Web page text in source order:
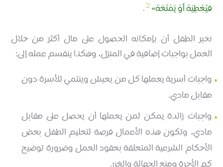
فيُعْطِيَهُ أَوْ يَمْنَعَهُ 2
.
نخبر الطفل أن بإمكانه الحصول على مال أكثر من خلال
العمل بواجبات إضافية في المنزل، وهكذا ينقسم عمله إلى:
واجبات أسرية يعملها كل من يعيش وينتمي للأسرة دون
مقابل مادي.
واجبات زائدة يمكن لمن يعملها أن يحصل على مقابل
مادي، وتكون هذه الأعمال فرصة لتعليم الطفل بعض
الأحكام الشرعية المتعلقة بعقود العمل وضرورة توضيح